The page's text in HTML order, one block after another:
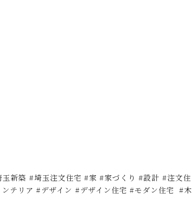
築 #埼玉注文住宅 #家 #家づくり #設計 #注文住
テリア #デザイン #デザイン住宅 #モダン住宅 #木